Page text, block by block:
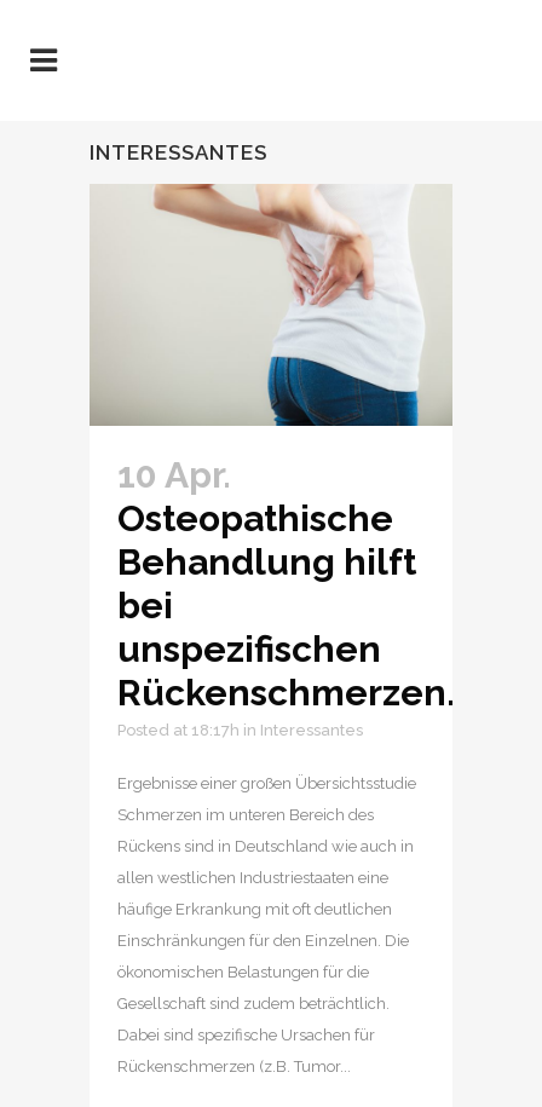
INTERESSANTES
10 Apr.
Osteopathische
Behandlung hilft
bei
unspezifischen
Rückenschmerzen.
Posted at 18:17h in Interessantes
Ergebnisse einer großen Übersichtsstudie
Schmerzen im unteren Bereich des
Rückens sind in Deutschland wie auch in
allen westlichen Industriestaaten eine
häufige Erkrankung mit oft deutlichen
Einschränkungen für den Einzelnen. Die
ökonomischen Belastungen für die
Gesellschaft sind zudem beträchtlich.
Dabei sind spezifische Ursachen für
Rückenschmerzen (z.B. Tumor...